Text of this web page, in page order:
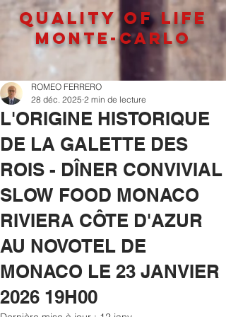
QUALITY OF LIFe
MONTE-CARLO
L'ORIGINE HISTORIQUE
DE LA GALETTE DES
ROIS - DÎNER CONVIVIAL
SLOW FOOD MONACO
RIVIERA CÔTE D'AZUR
AU NOVOTEL DE
MONACO LE 23 JANVIER
2026 19H00
ROMEO FERRERO
28 déc. 2025 2 min de lecture